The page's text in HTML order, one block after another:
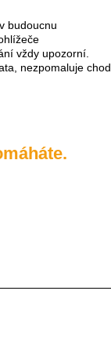
budoucnu
vždy upozorní.
nezpomaluje chod